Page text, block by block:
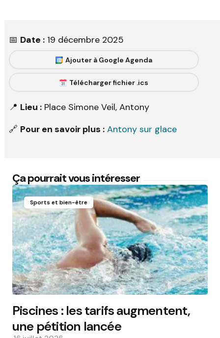
📅 Date : 19 décembre 2025
Ajouter à Google Agenda
Télécharger fichier .ics
📍 Lieu : Place Simone Veil, Antony
🔗 Pour en savoir plus : Antony sur glace
Ça pourrait vous intéresser
Sports et bien-être
Piscines : les tarifs augmentent,
une pétition lancée